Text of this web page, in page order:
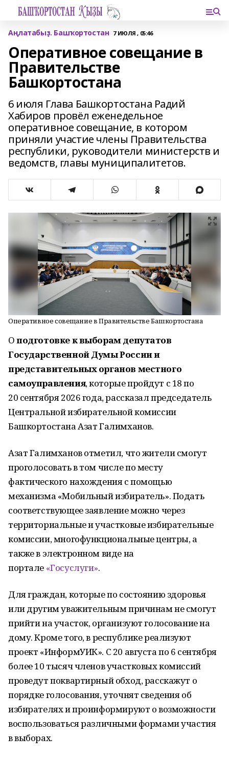
Аңлатабыҙ. Башҡортостан 7 ИЮЛЯ , 05:46
Оперативное совещание в
Правительстве
Башкортостана
6 июля Глава Башкортостана Радий
Хабиров провёл еженедельное
оперативное совещание, в котором
приняли участие члены Правительства
республики, руководители министерств и
ведомств, главы муниципалитетов.
Оперативное совещание в Правительстве Башкортостана
Оподготовке к выборамдепутатов
Государственной Думы России и
представительных органов местного
самоуправления, которые пройдут с 18 по
20 сентября 2026 года, рассказал председатель
Центральной избирательной комиссии
Башкортостана Азат Галимханов.
Азат Галимханов отметил, что жители смогут
проголосовать в том числе по месту
фактического нахождения с помощью
механизма «Мобильный избиратель». Подать
соответствующее заявление можно через
территориальные и участковые избирательные
комиссии, многофункциональные центры, а
также в электронном виде на
портале «Госуслуги».
Для граждан, которые по состоянию здоровья
или другим уважительным причинам не смогут
прийти на участок, организуют голосование на
дому. Кроме того, в республике реализуют
проект «ИнформУИК». С 20 августа по 6 сентября
более 10 тысяч членов участковых комиссий
проведут поквартирный обход, расскажут о
порядке голосования, уточнят сведения об
избирателях и проинформируют о возможности
воспользоваться различными формами участия
в выборах.